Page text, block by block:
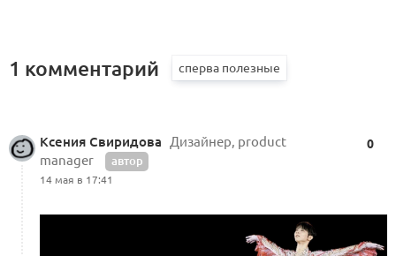
1 комментарий
Ксения Свиридова
Дизайнер, product
manager
автор
14 мая в 17:41
0